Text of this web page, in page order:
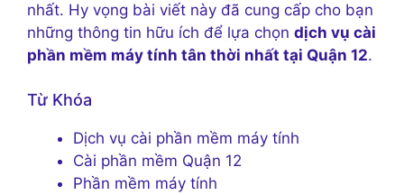
nhất. Hy vọng bài viết này đã cung cấp cho bạn
những thông tin hữu ích để lựa chọn dịch vụ cài
phần mềm máy tính tân thời nhất tại Quận 12.
Từ Khóa
Dịch vụ cài phần mềm máy tính
Cài phần mềm Quận 12
Phần mềm máy tính